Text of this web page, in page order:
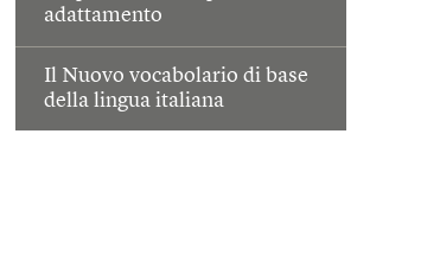
adattamento
Il Nuovo vocabolario di base
della lingua italiana